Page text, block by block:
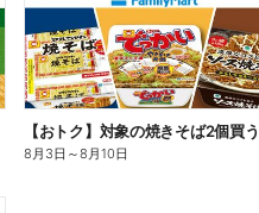
8月3日 ～8月10日